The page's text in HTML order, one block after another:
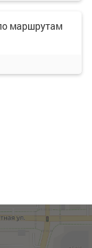
маршрутам